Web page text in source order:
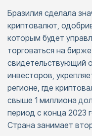
Бразилия сделала
криптовалют,
которым будет
торговаться на
свидетельствующий
инвесторов,
регионе, где
свыше 1 миллиона
период с конца 2023
Страна занимает